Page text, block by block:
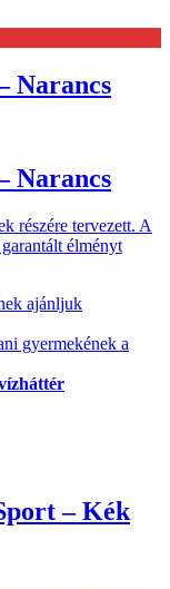
Narancs
Narancs
részére tervezett. A
élményt
ajánljuk
gyermekének a
– Kék